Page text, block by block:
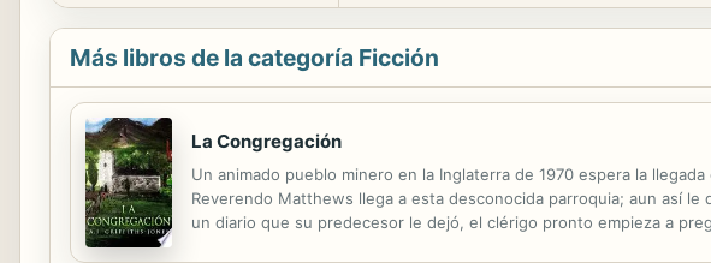
Más libros de la categoría Ficción
La Congregación
Un animado pueblo minero en la Inglaterra de 1970 espera la
Reverendo Matthews llega a esta desconocida parroquia; aun así
un diario que su predecesor le dejó, el clérigo pronto empieza a